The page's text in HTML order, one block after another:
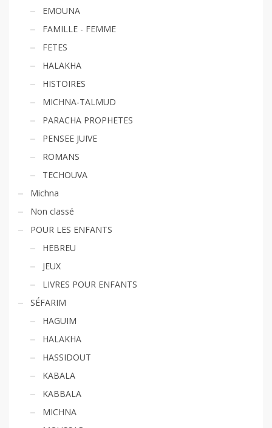
EMOUNA
FAMILLE - FEMME
FETES
HALAKHA
HISTOIRES
MICHNA-TALMUD
PARACHA PROPHETES
PENSEE JUIVE
ROMANS
TECHOUVA
Michna
Non classé
POUR LES ENFANTS
HEBREU
JEUX
LIVRES POUR ENFANTS
SÉFARIM
HAGUIM
HALAKHA
HASSIDOUT
KABALA
KABBALA
MICHNA